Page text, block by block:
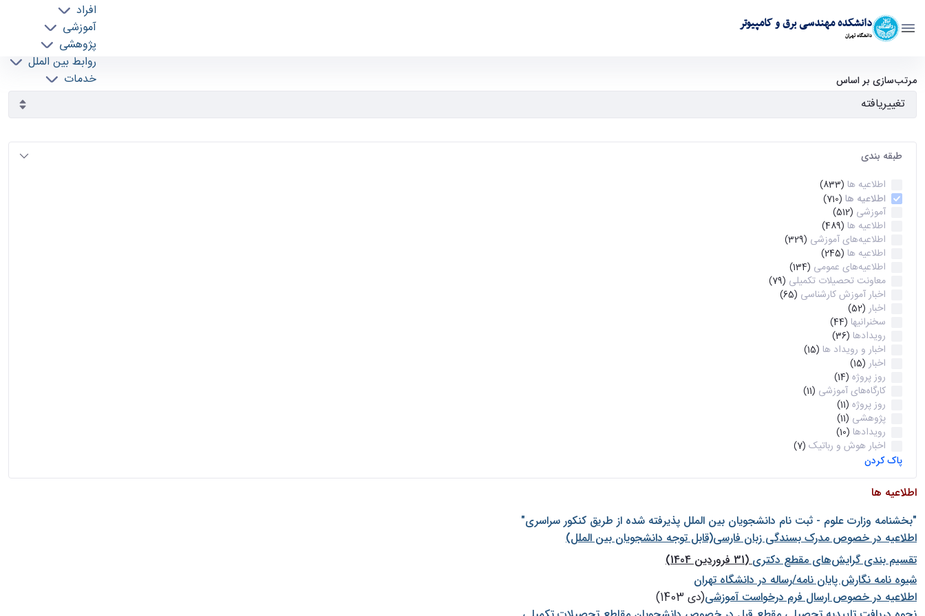
دانشکده مهندسی برق و کامپیوتر
دانشگاه تهران
افراد
آموزشی
پژوهشی
روابط بین الملل
خدمات
آرشیو اطلاعیه ها - ece- دانشکده مهندسی برق و کامپیوتر
مرتب‌سازی بر اساس
طبقه بندی
اطلاعیه ها (833)
اطلاعیه ها (710)
آموزشی (512)
اطلاعیه ها (489)
اطلاعیه‌های‌ آموزشی (329)
اطلاعیه ها (245)
اطلاعیه‌های عمومی (134)
معاونت تحصیلات تکمیلی (79)
اخبار آموزش کارشناسی (65)
اخبار (52)
سخنرانیها (44)
رویدادها (36)
اخبار و رویداد ها (15)
اخبار (15)
روز پروژه (14)
کارگاه‌های آموزشی (11)
روز پروژه (11)
پژوهشی (11)
رویدادها (10)
اخبار هوش و رباتیک (7)
پاک کردن
اطلاعیه ها
"بخشنامه وزارت علوم - ثبت نام دانشجويان بين الملل پذيرفته شده از طريق كنكور سراسری"
اطلاعیه در خصوص مدرک بسندگی زبان فارسی(قابل توجه دانشجویان بین الملل)
تقسیم بندی گرایش‌های مقطع دکتری(31 فروردین 1404)
شيوه نامه نگارش پايان نامه/رساله در دانشگاه تهران
اطلاعیه در خصوص ارسال فرم درخواست آموزشی(دی 1403)